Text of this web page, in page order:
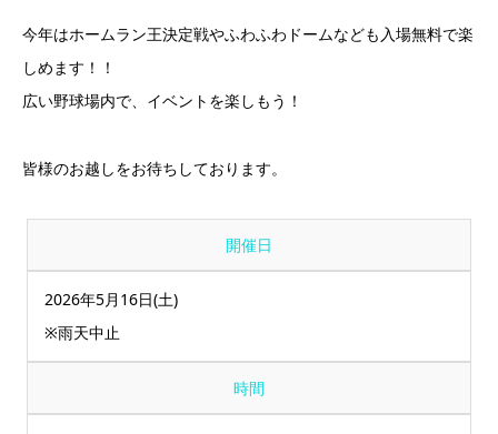
今年はホームラン王決定戦やふわふわドームなども入場無料で楽
しめます！！
広い野球場内で、イベントを楽しもう！
皆様のお越しをお待ちしております。
開催日
2026年5月16日(土)
※雨天中止
時間